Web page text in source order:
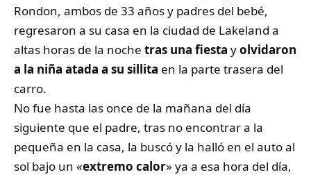
Rondon, ambos de 33 años y padres del bebé,
regresaron a su casa en la ciudad de Lakeland a
altas horas de la noche tras una fiesta yolvidaron
a la niña atada a su sillita en la parte trasera del
carro.
No fue hasta las once de la mañana del día
siguiente que el padre, tras no encontrar a la
pequeña en la casa, la buscó y la halló en el auto al
sol bajo un «extremo calor» ya a esa hora del día,